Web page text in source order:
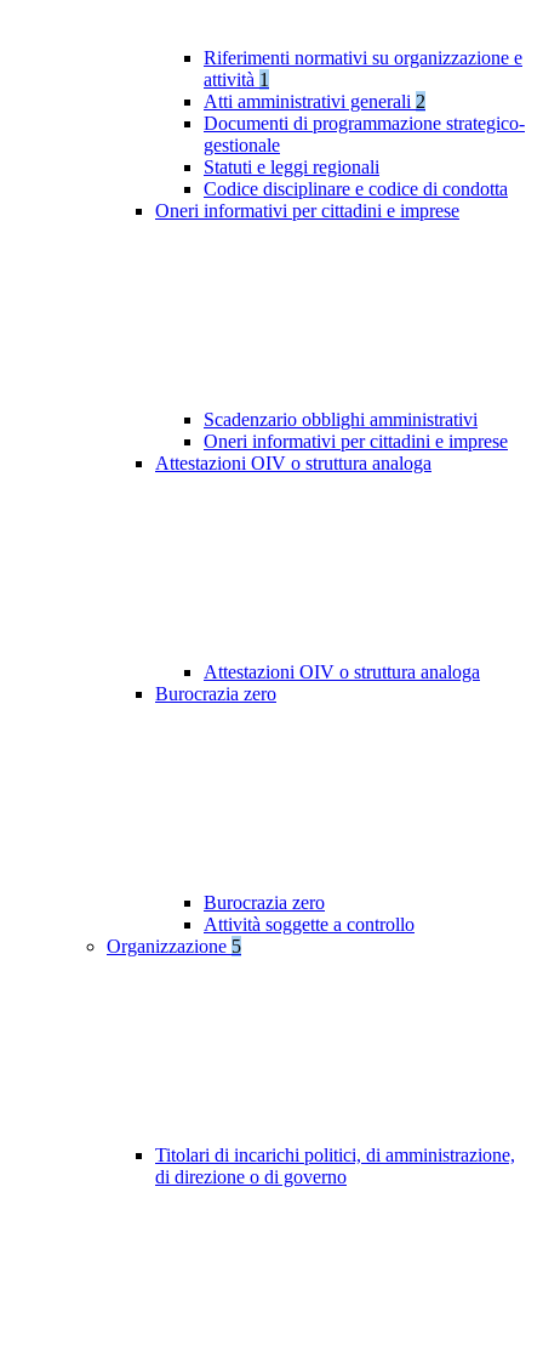
Riferimenti normativi su organizzazione e
attività 1
Atti amministrativi generali 2
Documenti di programmazione strategico-
gestionale
Statuti e leggi regionali
Codice disciplinare e codice di condotta
Oneri informativi per cittadini e imprese
Scadenzario obblighi amministrativi
Oneri informativi per cittadini e imprese
Attestazioni OIV o struttura analoga
Attestazioni OIV o struttura analoga
Burocrazia zero
Burocrazia zero
Attività soggette a controllo
Organizzazione 5
Titolari di incarichi politici, di amministrazione,
di direzione o di governo